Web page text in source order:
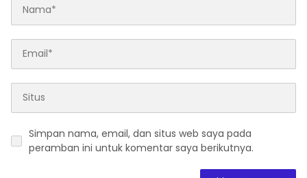
Simpan nama, email, dan situs web saya pada
peramban ini untuk komentar saya berikutnya.